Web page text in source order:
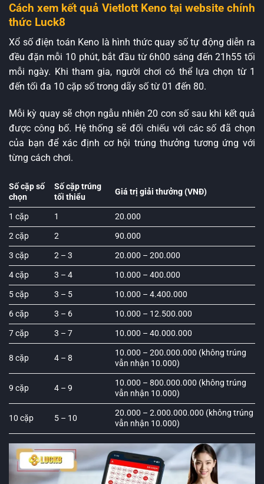
Cách xem kết quả Vietlott Keno tại website chính
thức Luck8
Xổ số điện toán Keno là hình thức quay số tự động diễn ra
đều đặn mỗi 10 phút, bắt đầu từ 6h00 sáng đến 21h55 tối
mỗi ngày. Khi tham gia, người chơi có thể lựa chọn từ 1
đến tối đa 10 cặp số trong dãy số từ 01 đến 80.
Mỗi kỳ quay sẽ chọn ngẫu nhiên 20 con số sau khi kết quả
được công bố. Hệ thống sẽ đối chiếu với các số đã chọn
của bạn để xác định cơ hội trúng thưởng tương ứng với
từng cách chơi.
Số cặp số
chọn
Số cặp trúng
tối thiểu
Giá trị giải thưởng (VNĐ)
1 cặp 1
20.000
2 cặp
2
90.000
3 cặp
2 – 3
20.000 – 200.000
4 cặp
3 – 4
10.000 – 400.000
5 cặp
3 – 5
10.000 – 4.400.000
6 cặp
3 – 6
10.000 – 12.500.000
7 cặp
3 – 7 10.000 – 40.000.000
8 cặp 4 – 8
10.000 – 200.000.000 (không trúng
vẫn nhận 10.000)
9 cặp 4 – 9
10.000 – 800.000.000 (không trúng
vẫn nhận 10.000)
10 cặp 5 – 10
20.000 – 2.000.000.000 (không trúng
vẫn nhận 10.000)